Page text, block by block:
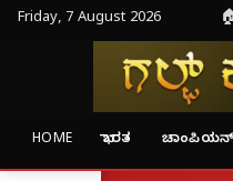
Friday, 7 August 2026
HOME ಭಾರತ ಚಾಂಪಿಯನ್